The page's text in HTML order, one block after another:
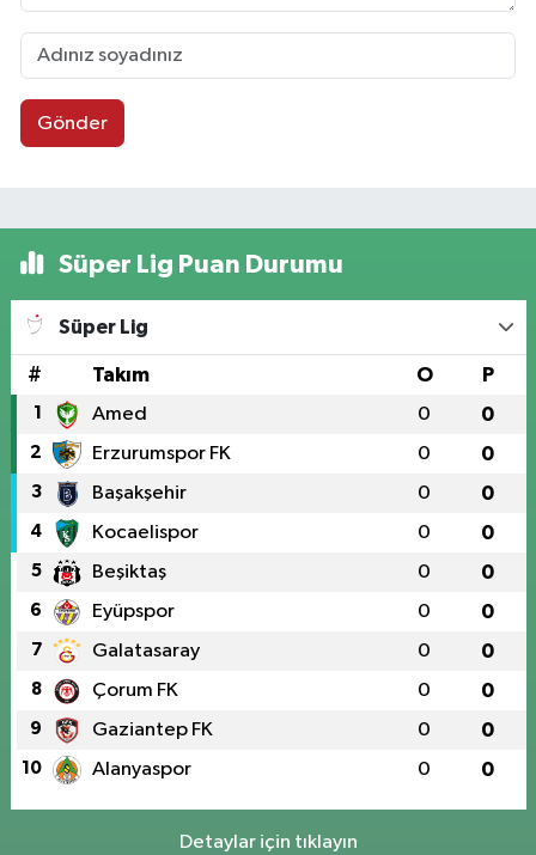
Gönder
Süper Lig Puan Durumu
Süper Lig
# Takım O P
1 Amed 0 0
2 Erzurumspor FK 0 0
3 Başakşehir 0 0
4 Kocaelispor 0 0
5 Beşiktaş 0 0
6 Eyüpspor 0 0
7 Galatasaray 0 0
8 Çorum FK 0 0
9 Gaziantep FK 0 0
10 Alanyaspor 0 0
Detaylar için tıklayın